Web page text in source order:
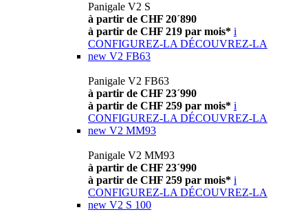
Panigale V2 S
à partir de CHF 20´890
à partir de CHF 219 par mois* i
CONFIGUREZ-LA DÉCOUVREZ-LA
new V2 FB63
Panigale V2 FB63
à partir de CHF 23´990
à partir de CHF 259 par mois* i
CONFIGUREZ-LA DÉCOUVREZ-LA
new V2 MM93
Panigale V2 MM93
à partir de CHF 23´990
à partir de CHF 259 par mois* i
CONFIGUREZ-LA DÉCOUVREZ-LA
new V2 S 100